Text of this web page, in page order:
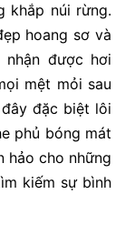
khắp núi rừng.
hoang sơ và
nhận được hơi
mệt mỏi sau
đặc biệt lôi
phủ bóng mát
hảo cho những
kiếm sự bình